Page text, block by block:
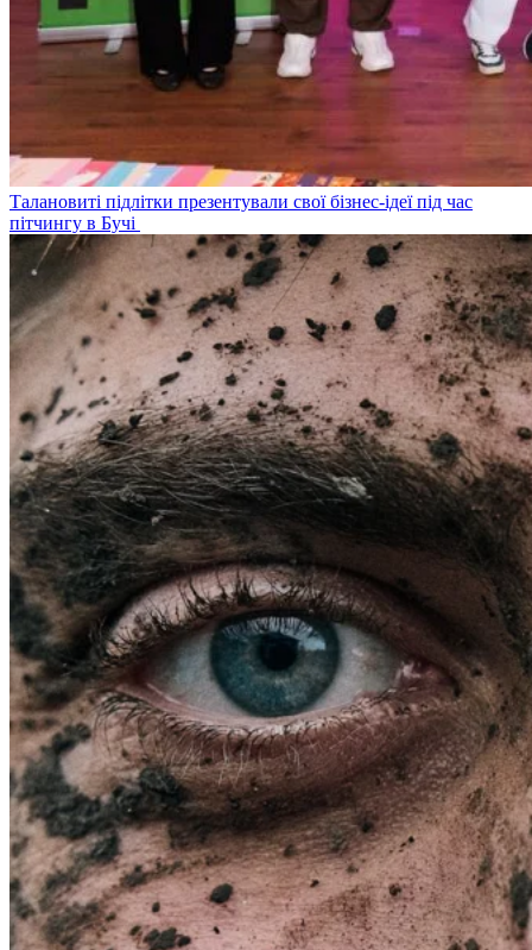
Талановиті підлітки презентували свої бізнес-ідеї під час
пітчингу в Бучі